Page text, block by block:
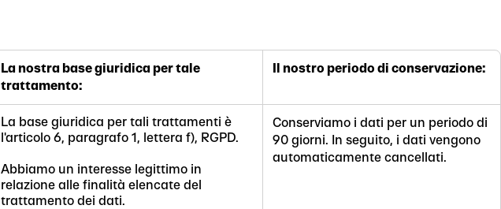
La nostra base giuridica per tale
trattamento:
Il nostro periodo di conservazione:
La base giuridica per tali trattamenti è
l'articolo 6, paragrafo 1, lettera f), RGPD.
Abbiamo un interesse legittimo in
relazione alle finalità elencate del
trattamento dei dati.
Conserviamo i dati per un periodo di
90 giorni. In seguito, i dati vengono
automaticamente cancellati.